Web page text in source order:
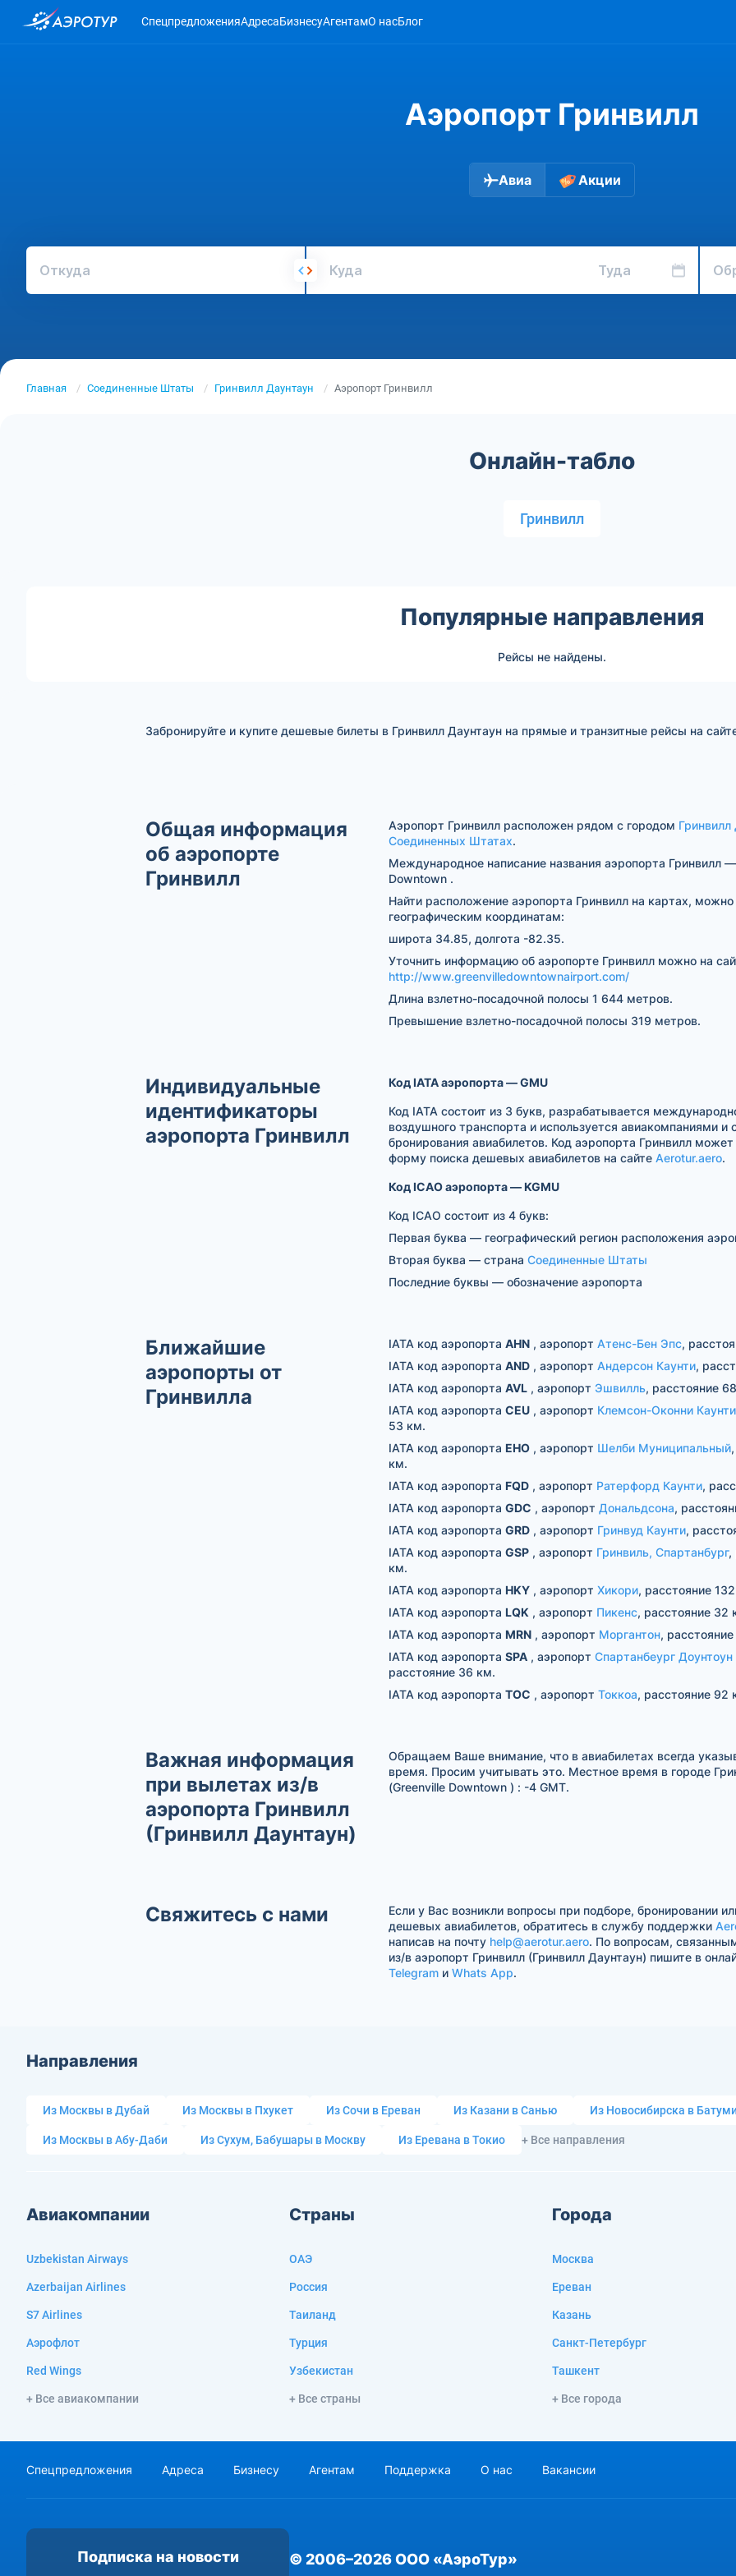
СпецпредложенияАдресаБизнесуАгентамО насБлог
Аэропорт Гринвилл
Авиа Акции
Откуда Куда Туда
Главная Соединенные Штаты Гринвилл Даунтаун Аэропорт Гринвилл
Онлайн-табло
Гринвилл
Популярные направления
Рейсы не найдены.
Забронируйте и купите дешевые билеты в Гринвилл Даунтаун на прямые и транзитные рейсы на
Общая информация
об аэропорте
Гринвилл
Аэропорт Гринвилл расположен рядом с городом Гринвилл
Соединенных Штатах.
Международное написание названия аэропорта Гринвилл
Downtown .
Найти расположение аэропорта Гринвилл на картах, можно
географическим координатам:
широта 34.85, долгота -82.35.
Уточнить информацию об аэропорте Гринвилл можно на
http://www.greenvilledowntownairport.com/
Длина взлетно-посадочной полосы 1 644 метров.
Превышение взлетно-посадочной полосы 319 метров.
Индивидуальные
идентификаторы
аэропорта Гринвилл
Код IATA аэропорта — GMU
Код IATA состоит из 3 букв, разрабатывается
воздушного транспорта и используется авиакомпаниями и
бронирования авиабилетов. Код аэропорта Гринвилл
форму поиска дешевых авиабилетов на сайте Aerotur.aero.
Код ICAO аэропорта — KGMU
Код ICAO состоит из 4 букв:
Первая буква — географический регион расположения
Вторая буква — страна Соединенные Штаты
Последние буквы — обозначение аэропорта
Ближайшие
аэропорты от
Гринвилла
IATA код аэропорта AHN, аэропорт Атенс-Бен Эпс,
IATA код аэропорта AND, аэропорт Андерсон Каунти,
IATA код аэропорта AVL, аэропорт Эшвилль, расстояние
IATA код аэропорта CEU, аэропорт Клемсон-Оконни Каунти
53 км.
IATA код аэропорта EHO, аэропорт Шелби Муниципальный
км.
IATA код аэропорта FQD, аэропорт Ратерфорд Каунти,
IATA код аэропорта GDC , аэропорт Дональдсона,
IATA код аэропорта GRD, аэропорт Гринвуд Каунти,
IATA код аэропорта GSP, аэропорт Гринвиль, Спартанбург,
км.
IATA код аэропорта HKY, аэропорт Хикори, расстояние
IATA код аэропорта LQK , аэропорт Пикенс, расстояние 32
IATA код аэропорта MRN, аэропорт Моргантон,
IATA код аэропорта SPA, аэропорт Спартанбеург
расстояние 36 км.
IATA код аэропорта TOC , аэропорт Токкоа, расстояние 92
Важная информация
при вылетах из/в
аэропорта Гринвилл
(Гринвилл Даунтаун)
Обращаем Ваше внимание, что в авиабилетах всегда
время. Просим учитывать это. Местное время в городе
(Greenville Downtown ) : -4 GMT.
Свяжитесь с нами
Если у Вас возникли вопросы при подборе, бронировании
дешевых авиабилетов, обратитесь в службу поддержки
написав на почту help@aerotur.aero. По вопросам,
из/в аэропорт Гринвилл (Гринвилл Даунтаун) пишите в
Telegramи Whats App.
Направления
Из Москвы в Дубай Из Москвы в Пхукет Из Сочи в Ереван Из Казани в Санью Из Новосибирска в
Из Москвы в Абу-Даби Из Сухум, Бабушары в Москву Из Еревана в Токио + Все направления
Авиакомпании
Uzbekistan Airways
Azerbaijan Airlines
S7 Airlines
Аэрофлот
Red Wings
+ Все авиакомпании
Страны
ОАЭ
Россия
Таиланд
Турция
Узбекистан
+ Все страны
Города
Москва
Ереван
Казань
Санкт-Петербург
Ташкент
+ Все города
Спецпредложения Адреса Бизнесу Агентам Поддержка О нас Вакансии
Подписка на новости © 2006–2026 ООО «АэроТур»